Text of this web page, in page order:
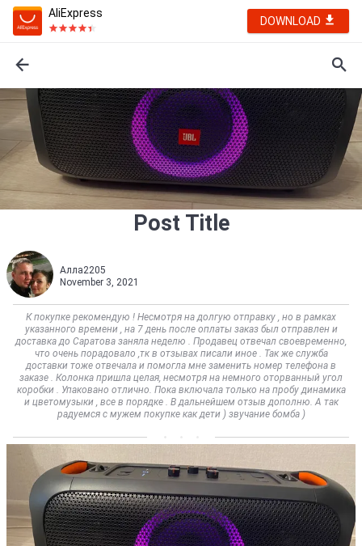
AliExpress
DOWNLOAD
Post Title
Алла2205
November 3, 2021
К покупке рекомендую ! Несмотря на долгую отправку , но в рамках
указанного времени , на 7 день после оплаты заказ был отправлен и
доставка до Саратова заняла неделю . Продавец отвечал своевременно,
что очень порадовало ,тк в отзывах писали иное . Так же служба
доставки тоже отвечала и помогла мне заменить номер телефона в
заказе . Колонка пришла целая, несмотря на немного оторванный угол
коробки . Упаковано отлично. Пока включала только на пробу динамика
и цветомузыки , все в порядке . В дальнейшем отзыв дополню. А так
радуемся с мужем покупке как дети ) звучание бомба )